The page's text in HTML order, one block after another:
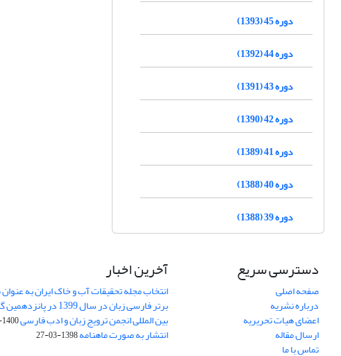
دوره 45 (1393)
دوره 44 (1392)
دوره 43 (1391)
دوره 42 (1390)
دوره 41 (1389)
دوره 40 (1388)
دوره 39 (1388)
دسترسی سریع
صفحه اصلی
درباره نشریه
اعضای هیات تحریریه
ارسال مقاله
تماس با ما
آخرین اخبار
انتخاب مجله تحقیقات آب و خاک ایران به
برتر فارسی زبان در سال 1399
بین المللی انجمن ترویج زبان و ادب فارسی1400-03-17
انتشار به صورت ماهنامه1398-03-27